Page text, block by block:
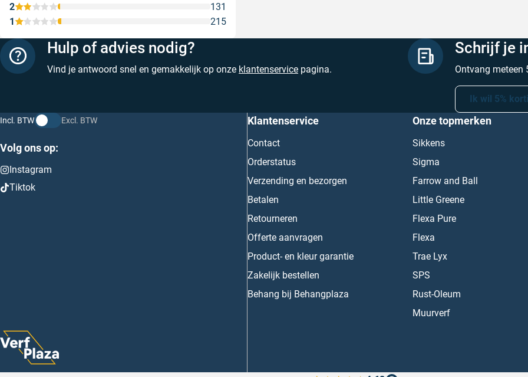
1 215
2 131
Hulp of advies nodig?
Vind je antwoord snel en gemakkelijk op onze klantenservice pagina.
Schrijf je
Ontvang meteen
Ik wil 5%
Incl. BTW Excl. BTW
Volg ons op:
Instagram
Tiktok
Klantenservice
Contact
Orderstatus
Verzending en bezorgen
Betalen
Retourneren
Offerte aanvragen
Product- en kleur garantie
Zakelijk bestellen
Behang bij Behangplaza
Onze topmerken
Sikkens
Sigma
Farrow and Ball
Little Greene
Flexa Pure
Flexa
Trae Lyx
SPS
Rust-Oleum
Muurverf